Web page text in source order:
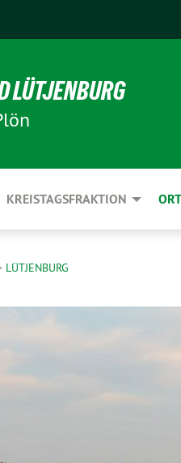
LÜTJENBURG
KREISTAGSFRAKTION
LÜTJENBURG